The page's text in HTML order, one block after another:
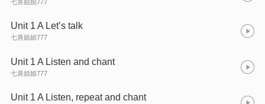
七喜姐姐777
Unit 1 A Let’s talk
七喜姐姐777
Unit 1 A Listen and chant
七喜姐姐777
Unit 1 A Listen, repeat and chant